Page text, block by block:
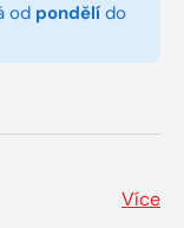
od pondělí do
Více